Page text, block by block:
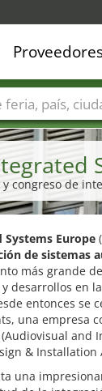
congreso de
Systems Europe
de sistemas
más grande
desarrollos en
entonces se
una empresa
(Audiovisual and
& Installation
una
Ciudades